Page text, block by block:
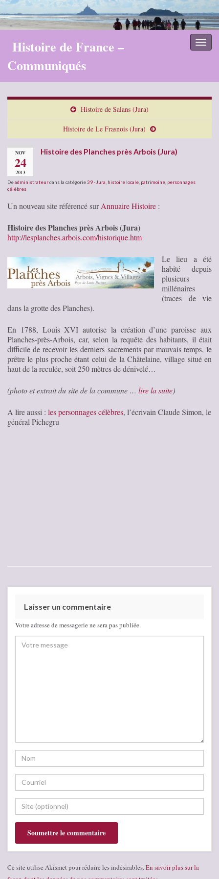
Histoire de France –
Communiqués
Histoire de Salans (Jura)
Histoire de Le Frasnois (Jura)
NOV
24
2013
Histoire des Planches près Arbois (Jura)
Deadministrateurdans la catégorie39 - Jura histoire locale patrimoine personnages
célèbres
Un nouveau site référencé surAnnuaire Histoire :
Histoire des Planches près Arbois (Jura)
http://lesplanches.arbois.com/historique.htm
Le lieu a été
habité depuis
plusieurs
millénaires
(traces de vie
dans la grotte des Planches).
En 1788, Louis XVI autorise la création d’une paroisse aux
Planches-près-Arbois, car, selon la requête des habitants, il était
difficile de recevoir les derniers sacrements par mauvais temps, le
prêtre le plus proche étant celui de la Châtelaine, village situé en
haut de la reculée, soit 250 mètres de dénivelé…
(photo et extrait du site de la commune … lire la suite)
A lire aussi : les personnages célèbres, l’écrivain Claude Simon, le
général Pichegru
Laisser un commentaire
Votre adresse de messagerie ne sera pas publiée.
Ce site utilise Akismet pour réduire les indésirables. En savoir plus sur la